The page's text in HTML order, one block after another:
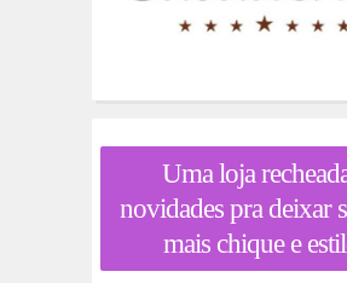
Uma loja
novidades pra deixar
mais chique e